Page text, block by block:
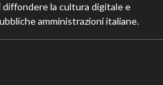
diffondere la cultura digitale e
amministrazioni italiane.